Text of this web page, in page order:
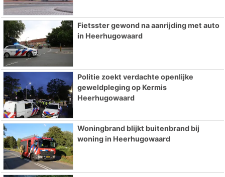
Fietsster gewond na aanrijding met auto
in Heerhugowaard
Politie zoekt verdachte openlijke
geweldpleging op Kermis
Heerhugowaard
Woningbrand blijkt buitenbrand bij
woning in Heerhugowaard